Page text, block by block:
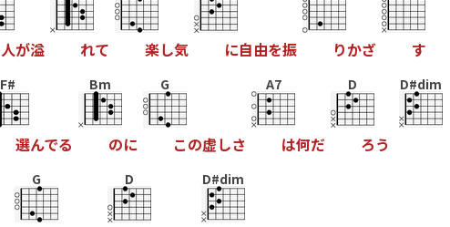
人が溢 れて 楽し気 に自由を振 りかざ す
F#
選んでる
Bm
のに
G
この虚しさ
A7
は何だ
D
ろう
D#dim
G D D#dim